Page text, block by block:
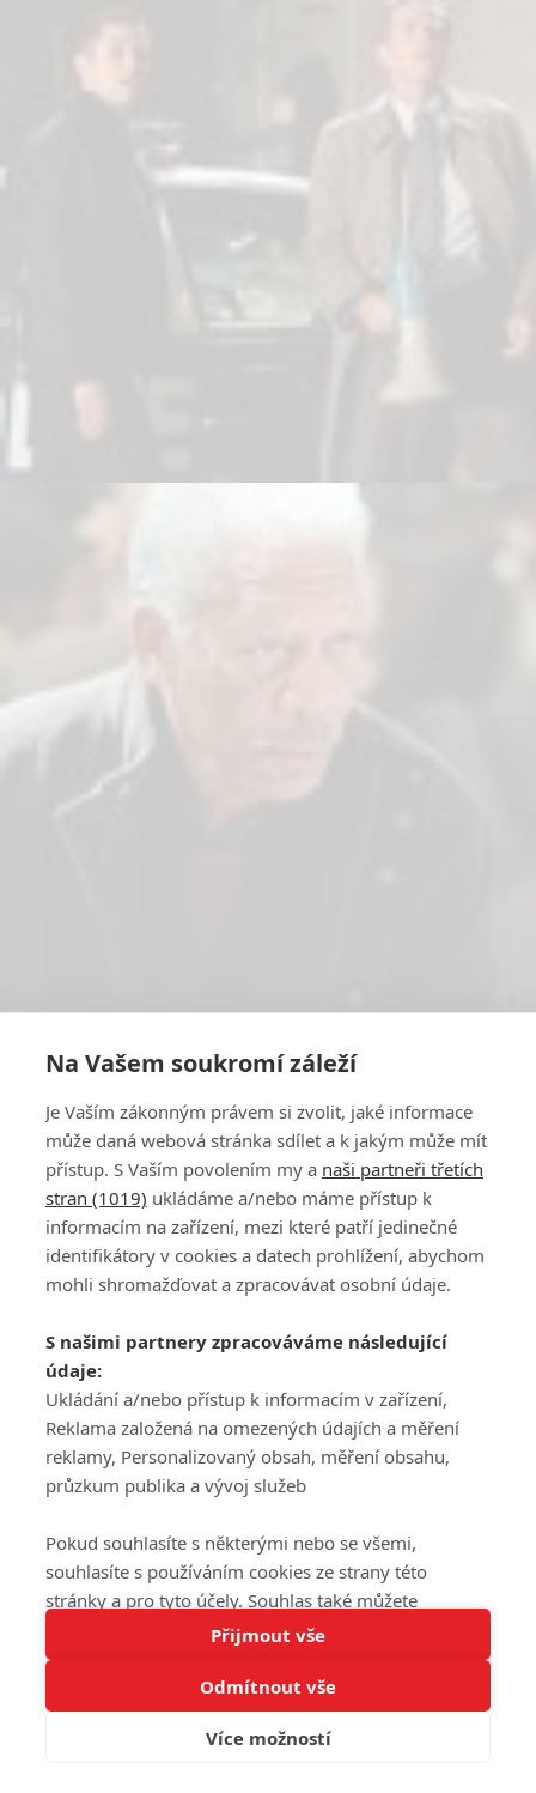
Tato stránka používá soubory cookies.
Rozumím
Na Vašem soukromí záleží
Je Vaším zákonným právem si zvolit, jaké informace
může daná webová stránka sdílet a k jakým může mít
přístup. S Vaším povolením my a naši partneři třetích
stran (1019) ukládáme a/nebo máme přístup k
informacím na zařízení, mezi které patří jedinečné
identifikátory v cookies a datech prohlížení, abychom
mohli shromažďovat a zpracovávat osobní údaje.
S našimi partnery zpracováváme následující
údaje:
Ukládání a/nebo přístup k informacím v zařízení,
Reklama založená na omezených údajích a měření
reklamy, Personalizovaný obsah, měření obsahu,
průzkum publika a vývoj služeb
Pokud souhlasíte s některými nebo se všemi,
souhlasíte s používáním cookies ze strany této
stránky a pro tyto účely. Souhlas také můžete
odmítnout, ale v takovém případě vám na stránce
nebudou k dispozici některé personalizované funkce.
Vaše volby souhlasu se budou vztahovat pouze na
tuto webovou stránku. Vaše nastavení a odvolání
souhlasu můžete kdykoli změnit na stránce s
Přijmout vše
Odmítnout vše
Více možností